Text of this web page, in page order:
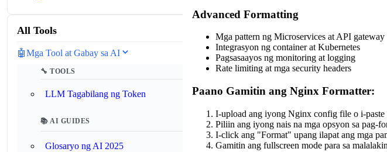
All Tools
🤖Mga Tool at Gabay sa AI
🔧 TOOLS
LLM Tagabilang ng Token
📚 AI GUIDES
Glosaryo ng AI 2025
Advanced Formatting
Mga pattern ng Microservices at API gateway
Integrasyon ng container at Kubernetes
Pagsasaayos ng monitoring at logging
Rate limiting at mga security headers
Paano Gamitin ang Nginx Formatter:
I-upload ang iyong Nginx config file o i-paste
Piliin ang iyong nais na mga opsyon sa pag-
I-click ang "Format" upang ilapat ang mga
Gamitin ang fullscreen mode para sa